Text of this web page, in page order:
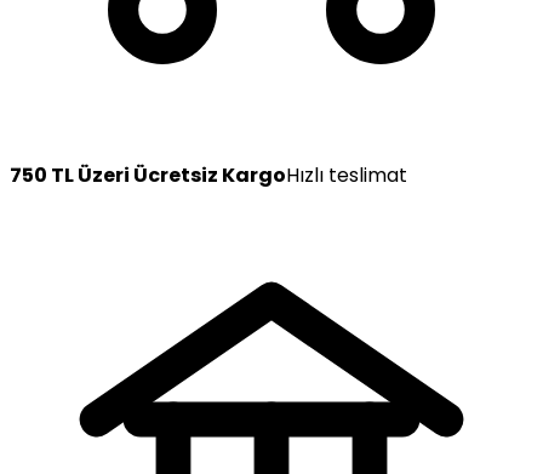
750 TL Üzeri Ücretsiz KargoHızlı teslimat